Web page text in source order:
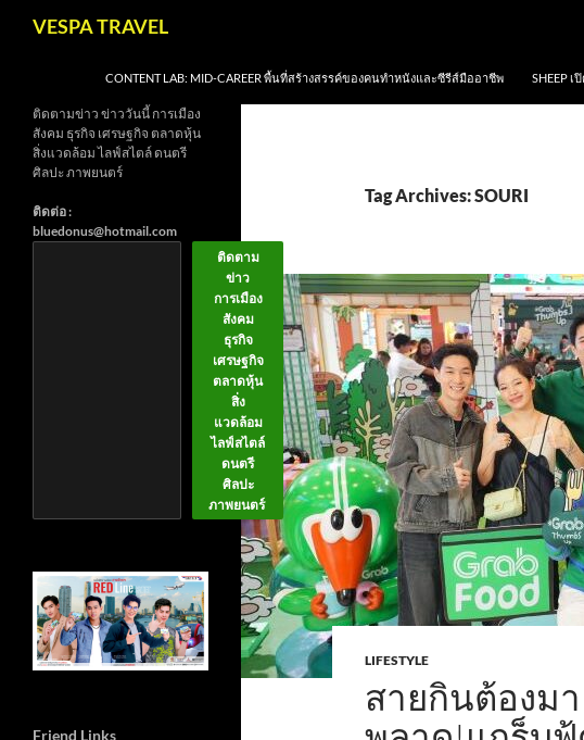
VESPA TRAVEL
CONTENT LAB: MID-CAREER พื้นที่สร้างสรรค์ของคนทำหนังและซีรีส์มืออาชีพ SHEEP
Tag Archives: SOURI
LIFESTYLE
สายกินต้องม
ติดตามข่าว ข่าววันนี้ การเมือง
สังคม ธุรกิจ เศรษฐกิจ ตลาดหุ้น
สิ่งแวดล้อม ไลฟ์สไตล์ ดนตรี
ศิลปะ ภาพยนตร์
ติดต่อ :
bluedonus@hotmail.com
ติดตาม
ข่าว
การเมือง
สังคม
ธุรกิจ
เศรษฐกิจ
ตลาดหุ้น
สิ่ง
แวดล้อม
ไลฟ์สไตล์
ดนตรี
ศิลปะ
ภาพยนตร์
Friend Links